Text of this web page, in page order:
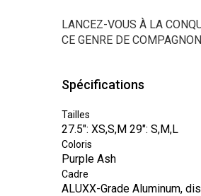
LANCEZ-VOUS À LA
CE GENRE DE
Spécifications
Tailles
27.5": XS,S,M 29": S,M,L
Coloris
Purple Ash
Cadre
ALUXX-Grade Aluminum,